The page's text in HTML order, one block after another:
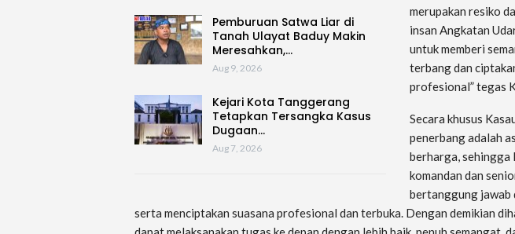
Pemburuan Satwa Liar di
Tanah Ulayat Baduy Makin
Meresahkan,…
Aug 9, 2026
Kejari Kota Tanggerang
Tetapkan Tersangka Kasus
Dugaan…
Aug 7, 2026
merupakan resiko
insan Angkatan
untuk memberi
terbang dan
profesional” tegas
Secara khusus
penerbang adalah
berharga, sehingga
komandan dan
bertanggung jawab
serta menciptakan suasana profesional dan terbuka. Dengan demikian